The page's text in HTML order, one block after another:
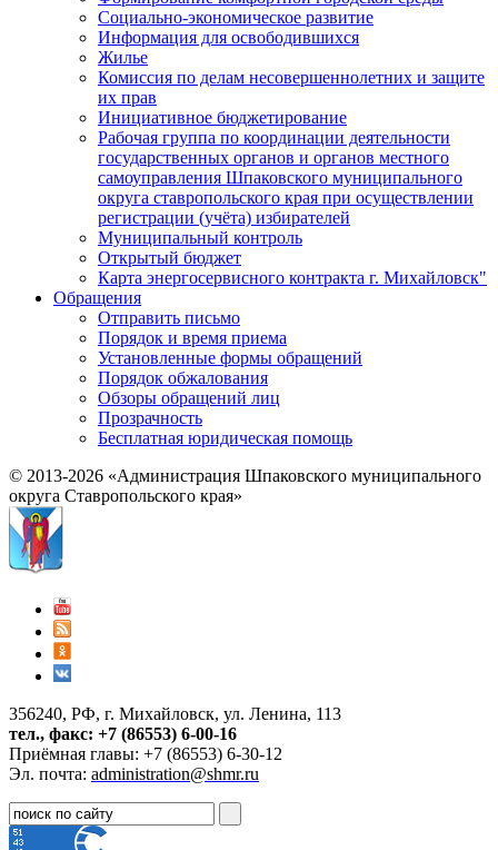
Социально-экономическое развитие
Информация для освободившихся
Жилье
Комиссия по делам несовершеннолетних и защите
их прав
Инициативное бюджетирование
Рабочая группа по координации деятельности
государственных органов и органов местного
самоуправления Шпаковского муниципального
округа ставропольского края при осуществлении
регистрации (учёта) избирателей
Муниципальный контроль
Открытый бюджет
Карта энергосервисного контракта г. Михайловск"
Обращения
Отправить письмо
Порядок и время приема
Установленные формы обращений
Порядок обжалования
Обзоры обращений лиц
Прозрачность
Бесплатная юридическая помощь
© 2013-2026 «Администрация Шпаковского муниципального
округа Ставропольского края»
356240, РФ, г. Михайловск, ул. Ленина, 113
тел., факс: +7 (86553) 6-00-16
Приёмная главы: +7 (86553) 6-30-12
Эл. почта: administration@shmr.ru